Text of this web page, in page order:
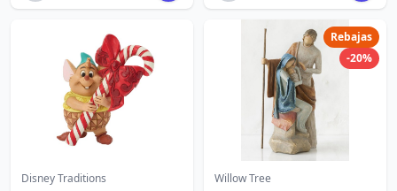
Disney Traditions
Rebajas
-20%
Willow Tree